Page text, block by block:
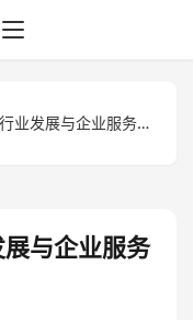
沈阳洗浴中心装修行业发展与企业服务介绍
与企业服务